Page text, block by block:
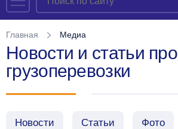
Главная Медиа
Новости и статьи про
грузоперевозки
Новости Статьи Фото